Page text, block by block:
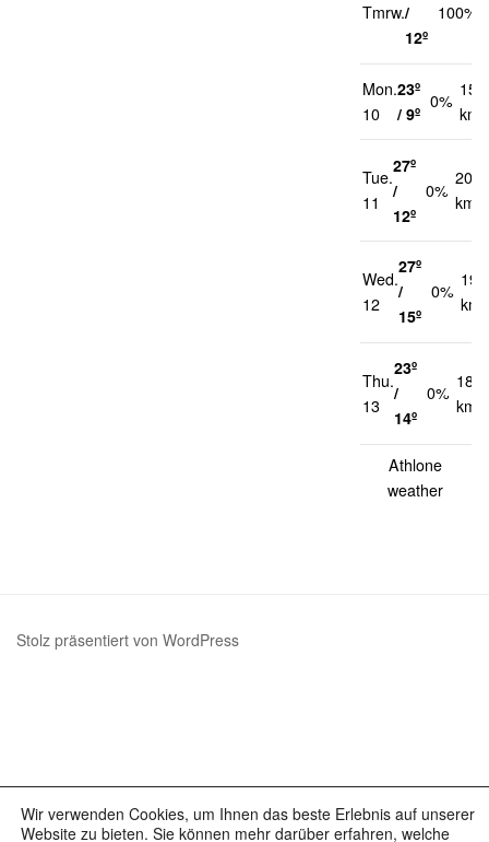
Tmrw./
12º
100%
Mon.
10
23º
/ 9º
0%
15
km/
Tue.
11
27º
/
12º
0%
20
km/h
Wed.
12
27º
/
15º
0%
19
Thu.
13
23º
/
14º
0%
18
km/h
Athlone
weather
Stolz präsentiert von WordPress
Wir verwenden Cookies, um Ihnen das beste Erlebnis auf unserer
Website zu bieten. Sie können mehr darüber erfahren, welche